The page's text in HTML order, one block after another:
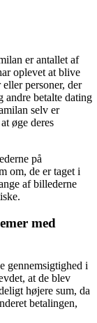
er antallet af
oplevet at blive
personer, der
andre betalte dating
selv er
øge deres
på
om, de er taget i
af billederne
med
gennemsigtighed i
at de blev
højere sum, da
betalingen,